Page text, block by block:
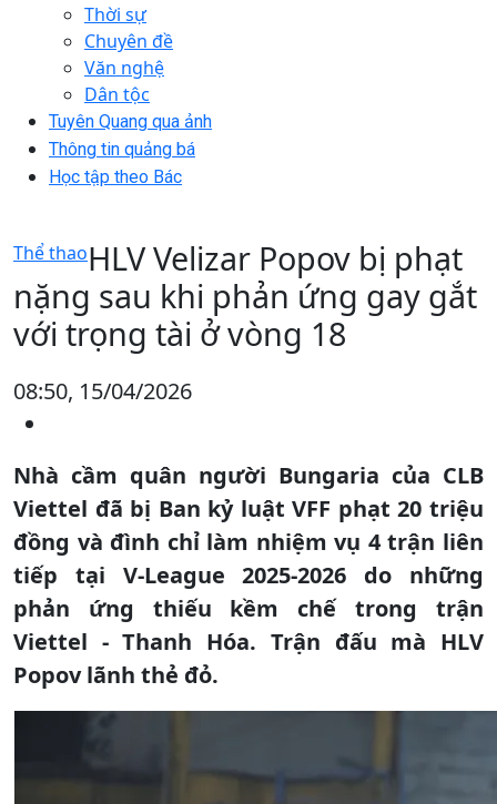
Thời sự
Chuyên đề
Văn nghệ
Dân tộc
Tuyên Quang qua ảnh
Thông tin quảng bá
Học tập theo Bác
Thể thaoHLV Velizar Popov bị phạt
nặng sau khi phản ứng gay gắt
với trọng tài ở vòng 18
08:50, 15/04/2026
Nhà cầm quân người Bungaria của CLB
Viettel đã bị Ban kỷ luật VFF phạt 20 triệu
đồng và đình chỉ làm nhiệm vụ 4 trận liên
tiếp tại V-League 2025-2026 do những
phản ứng thiếu kềm chế trong trận
Viettel - Thanh Hóa. Trận đấu mà HLV
Popov lãnh thẻ đỏ.